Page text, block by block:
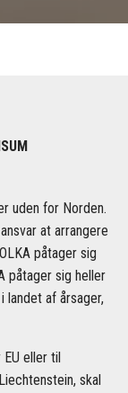
uden for Norden.
at arrangere
påtager sig
påtager sig heller
af årsager,
eller til
skal